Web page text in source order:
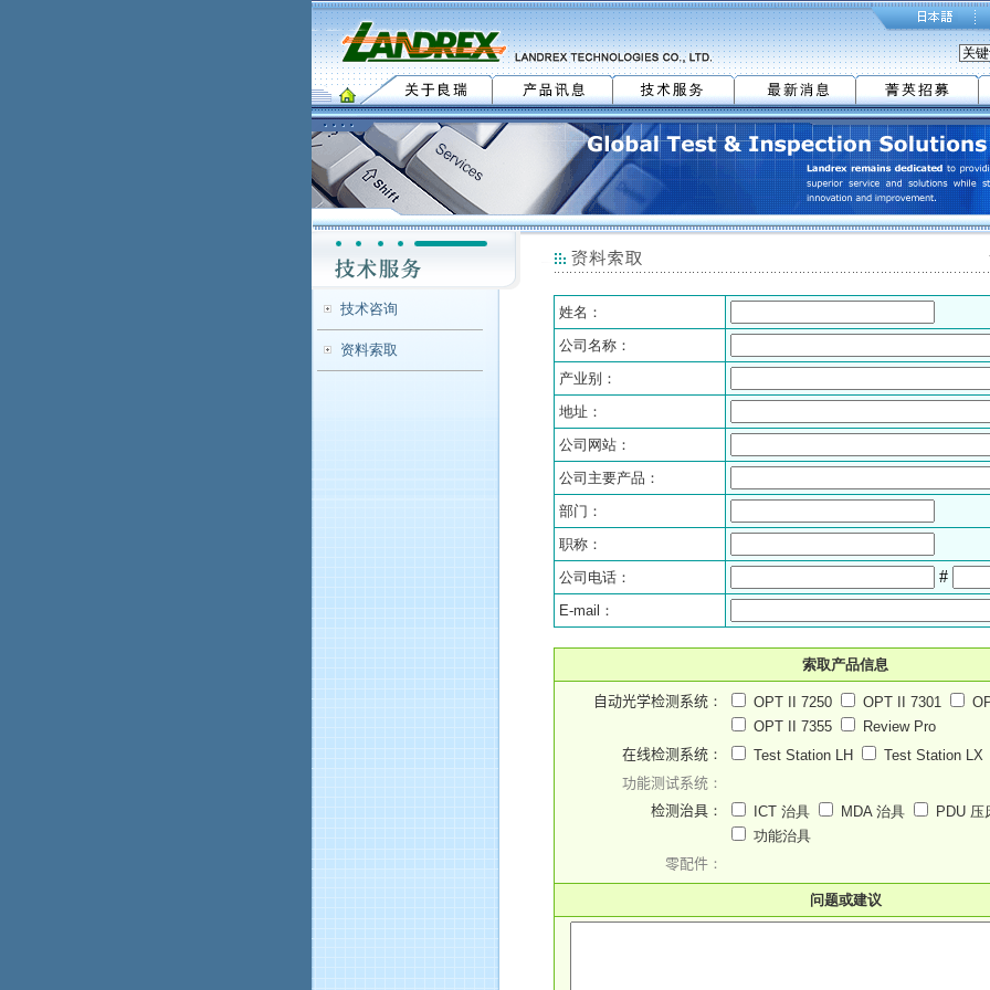
技术咨询
资料索取
姓名：
公司名称：
产业别：
地址：
公司网站：
公司主要产品：
部门：
职称：
公司电话：
#
E-mail：
索取产品信息
自动光学检测系统 ： OPT II 7250 OPT II 7301
OPT II 7355
Review Pro
在线检测系统 ： Test Station LH
Test Station LX
功能测试系统 ：
检测治具 ： ICT 治具 MDA 治具
PDU 压
功能治具
零配件 ：
问题或建议